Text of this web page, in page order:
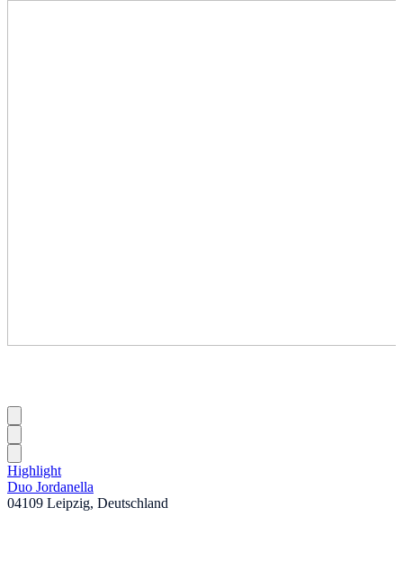
Highlight
Duo Jordanella
04109 Leipzig, Deutschland